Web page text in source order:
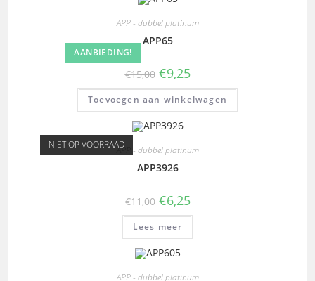
AANBIEDING!
APP - dubbel platinum
APP65
€15,00 €9,25
Toevoegen aan winkelwagen
NIET OP VOORRAADAPP - dubbel platinum
APP3926
€11,00 €6,25
Lees meer
APP - dubbel platinum